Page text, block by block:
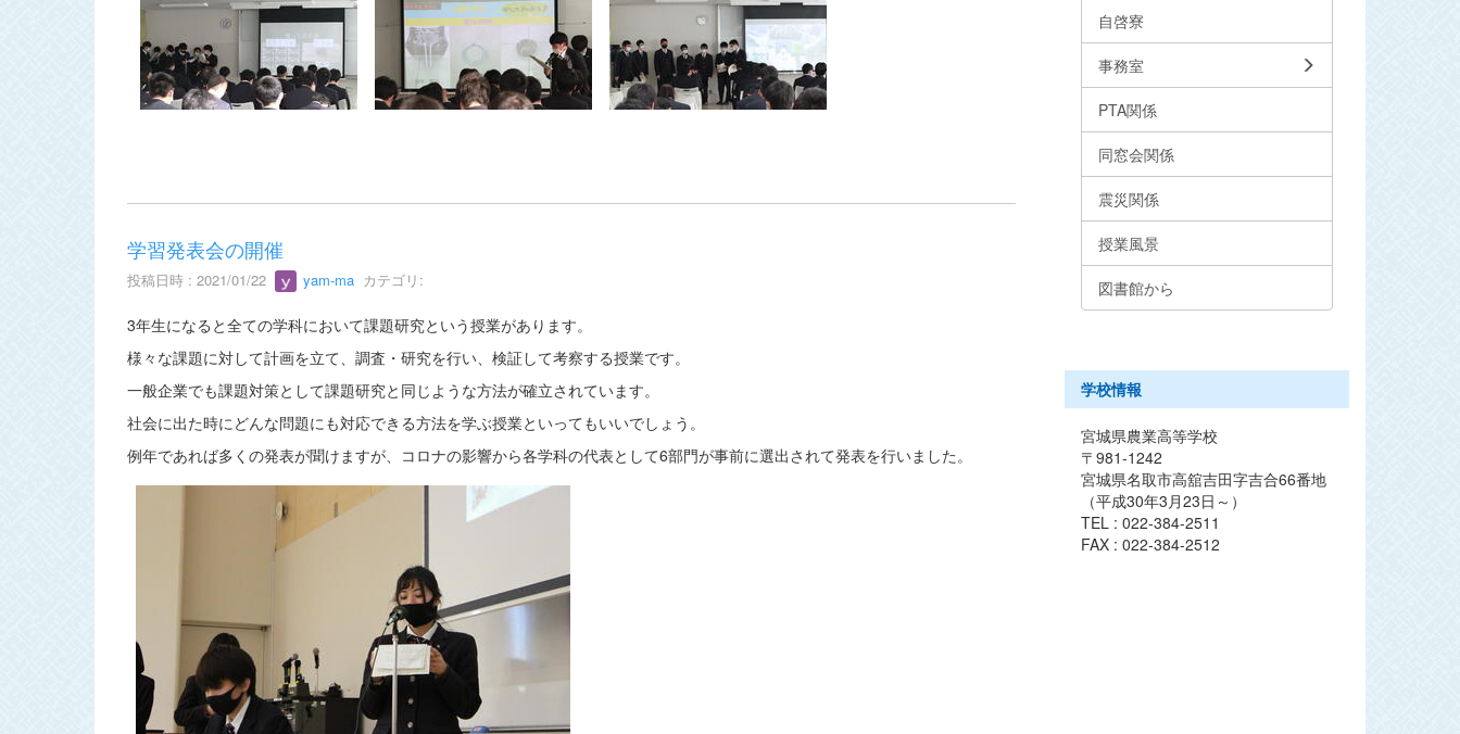
学習発表会の開催
投稿日時 : 2021/01/22 yam-ma カテゴリ:
3年生になると全ての学科において課題研究という授業があります。
様々な課題に対して計画を立て、調査・研究を行い、検証して考察する授業です。
一般企業でも課題対策として課題研究と同じような方法が確立されています。
社会に出た時にどんな問題にも対応できる方法を学ぶ授業といってもいいでしょう。
例年であれば多くの発表が聞けますが、コロナの影響から各学科の代表として6部門が事前に選出されて発表を行いました。
自啓寮
事務室
PTA関係
同窓会関係
震災関係
授業風景
図書館から
学校情報
宮城県農業高等学校
〒981-1242
宮城県名取市高舘吉田字吉合66番地
（平成30年3月23日～）
TEL : 022-384-2511
FAX : 022-384-2512